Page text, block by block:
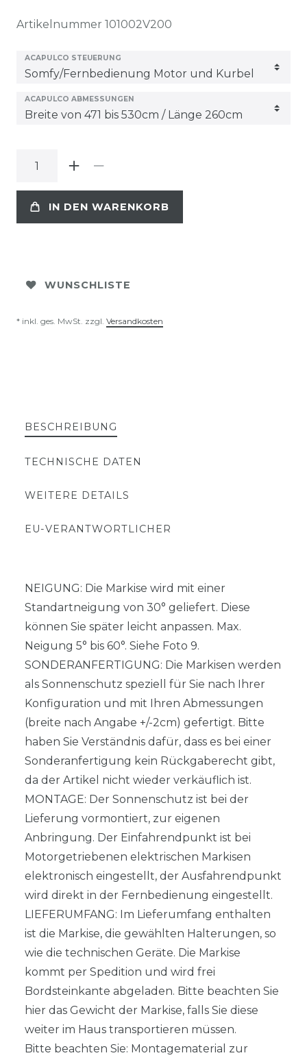
Artikelnummer 101002V200
ACAPULCO STEUERUNG
ACAPULCO ABMESSUNGEN
IN DEN WARENKORB
WUNSCHLISTE
* inkl. ges. MwSt. zzgl. Versandkosten
BESCHREIBUNG
TECHNISCHE DATEN
WEITERE DETAILS
EU-VERANTWORTLICHER
NEIGUNG: Die Markise wird mit einer
Standartneigung von 30° geliefert. Diese
können Sie später leicht anpassen. Max.
Neigung 5° bis 60°. Siehe Foto 9.
SONDERANFERTIGUNG: Die Markisen werden
als Sonnenschutz speziell für Sie nach Ihrer
Konfiguration und mit Ihren Abmessungen
(breite nach Angabe +/-2cm) gefertigt. Bitte
haben Sie Verständnis dafür, dass es bei einer
Sonderanfertigung kein Rückgaberecht gibt,
da der Artikel nicht wieder verkäuflich ist.
MONTAGE: Der Sonnenschutz ist bei der
Lieferung vormontiert, zur eigenen
Anbringung. Der Einfahrendpunkt ist bei
Motorgetriebenen elektrischen Markisen
elektronisch eingestellt, der Ausfahrendpunkt
wird direkt in der Fernbedienung eingestellt.
LIEFERUMFANG: Im Lieferumfang enthalten
ist die Markise, die gewählten Halterungen, so
wie die technischen Geräte. Die Markise
kommt per Spedition und wird frei
Bordsteinkante abgeladen. Bitte beachten Sie
hier das Gewicht der Markise, falls Sie diese
weiter im Haus transportieren müssen.
Bitte beachten Sie: Montagematerial zur